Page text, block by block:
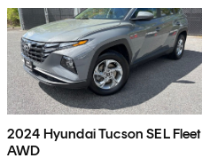
2024 Hyundai Tucson SEL Fleet
AWD